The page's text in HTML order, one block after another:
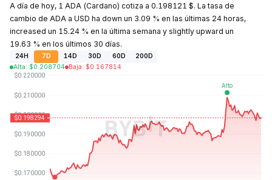
A día de hoy, 1 ADA (Cardano) cotiza a 0.198121 $. La tasa de
cambio de ADA a USD ha down un 3.09 % en las últimas 24 horas,
increased un 15.24 % en la última semana y slightly upward un
19.63 % en los últimos 30 días.
24H 7D 14D 30D 60D
200D
Alta: $0.208704 Baja: $0.167814